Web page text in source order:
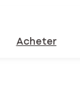
Acheter